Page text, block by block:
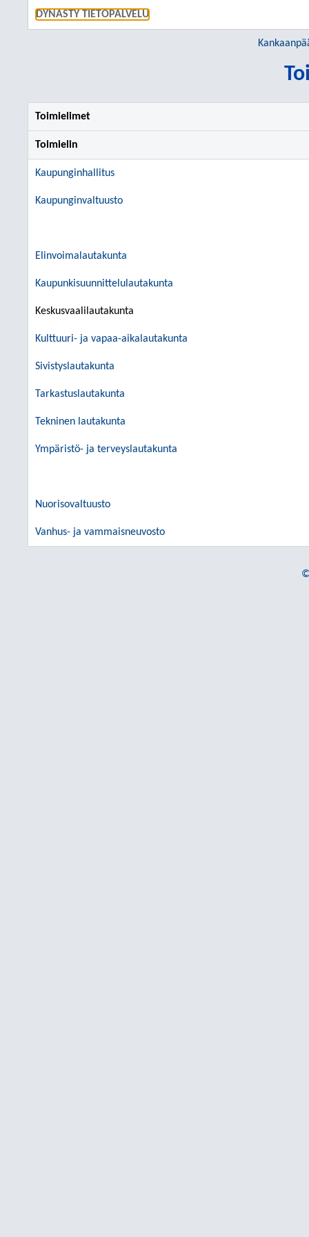
DYNASTY TIETOPALVELU
Toimielimet
Toimielin
Kaupunginhallitus
Kaupunginvaltuusto
Elinvoimalautakunta
Kaupunkisuunnittelulautakunta
Keskusvaalilautakunta
Kulttuuri- ja vapaa-aikalautakunta
Sivistyslautakunta
Tarkastuslautakunta
Tekninen lautakunta
Ympäristö- ja terveyslautakunta
Nuorisovaltuusto
Vanhus- ja vammaisneuvosto